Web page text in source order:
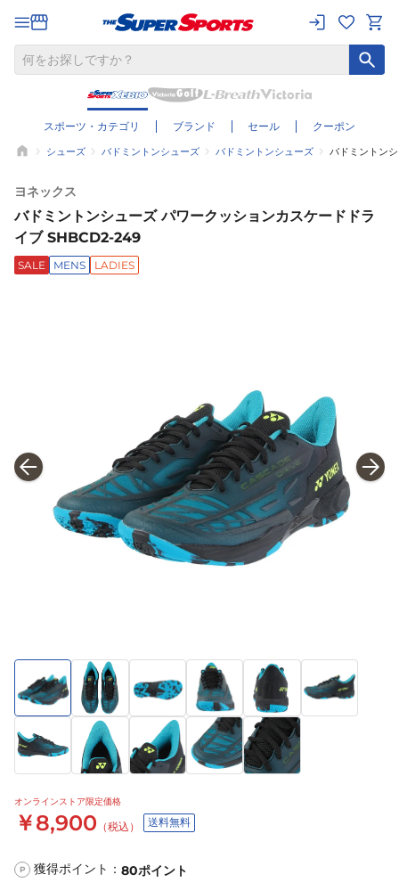
スポーツ・カテゴリ ブランド セール クーポン
シューズ バドミントンシューズ バドミントンシューズ バドミントン
ヨネックス
バドミントンシューズ パワークッションカスケードドラ
イブ SHBCD2-249
SALE MENS LADIES
オンラインストア限定価格
￥8,900 （税込） 送料無料
P 獲得ポイント： 80ポイント